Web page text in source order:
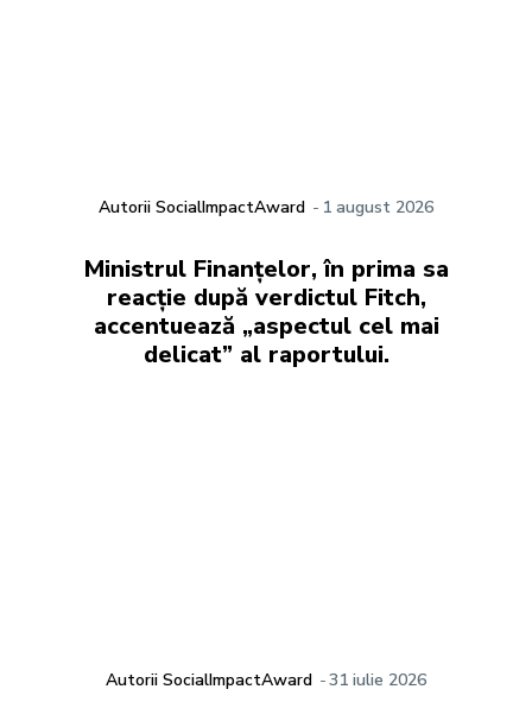
Autorii SocialImpactAward - 1 august 2026
Ministrul Finanțelor, în prima sa
reacție după verdictul Fitch,
accentuează „aspectul cel mai
delicat” al raportului.
Autorii SocialImpactAward -31 iulie 2026